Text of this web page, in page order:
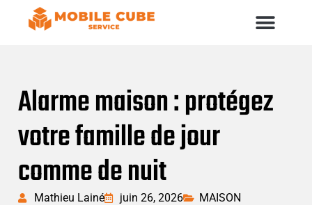
Alarme maison : protégez
votre famille de jour
comme de nuit
Mathieu Lainé juin 26, 2026 MAISON